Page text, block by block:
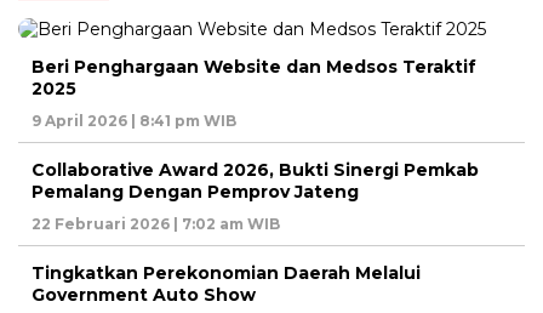
Beri Penghargaan Website dan Medsos Teraktif
2025
9 April 2026 | 8:41 pm WIB
Collaborative Award 2026, Bukti Sinergi Pemkab
Pemalang Dengan Pemprov Jateng
22 Februari 2026 | 7:02 am WIB
Tingkatkan Perekonomian Daerah Melalui
Government Auto Show